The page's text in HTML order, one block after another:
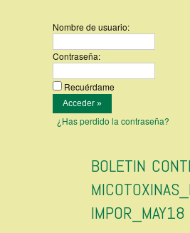
Nombre de usuario:
Contraseña:
Recuérdame
¿Has perdido la contraseña?
BOLETIN
IMPOR_MAY18